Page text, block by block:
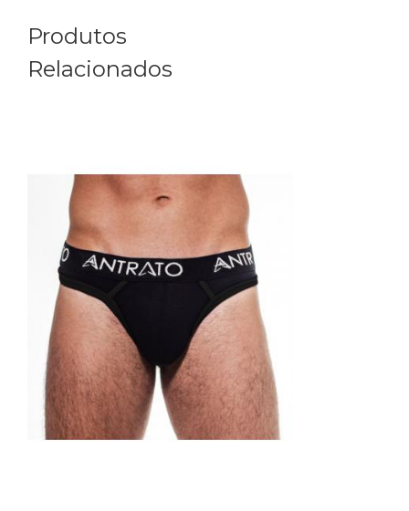
Produtos
Relacionados